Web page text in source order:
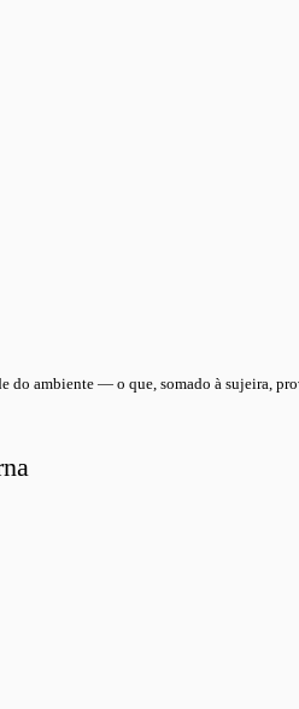
ambiente — o que, somado à sujeira,